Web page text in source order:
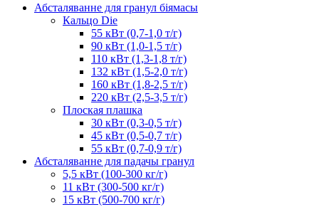
Абсталяванне для гранул біямасы
Кальцо Die
55 кВт (0,7-1,0 т/г)
90 кВт (1,0-1,5 т/г)
110 кВт (1,3-1,8 т/г)
132 кВт (1,5-2,0 т/г)
160 кВт (1,8-2,5 т/г)
220 кВт (2,5-3,5 т/г)
Плоская плашка
30 кВт (0,3-0,5 т/г)
45 кВт (0,5-0,7 т/г)
55 кВт (0,7-0,9 т/г)
Абсталяванне для падачы гранул
5,5 кВт (100-300 кг/г)
11 кВт (300-500 кг/г)
15 кВт (500-700 кг/г)